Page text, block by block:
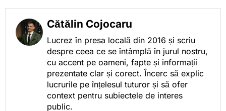
Cătălin Cojocaru
Lucrez în presa locală din 2016 și scriu
despre ceea ce se întâmplă în jurul nostru,
cu accent pe oameni, fapte și informații
prezentate clar și corect. Încerc să explic
lucrurile pe înțelesul tuturor și să ofer
context pentru subiectele de interes
public.